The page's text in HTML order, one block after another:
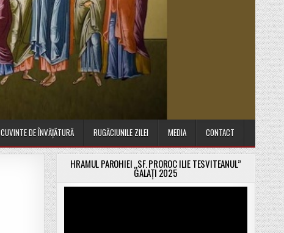
CUVINTE DE ÎNVĂȚĂTURĂ RUGĂCIUNILE ZILEI MEDIA CONTACT
HRAMUL PAROHIEI „SF. PROROC ILIE TESVITEANUL”
GALAȚI 2025